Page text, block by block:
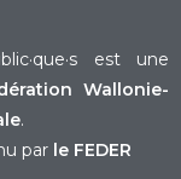
est une
Wallonie-
.
par le FEDER